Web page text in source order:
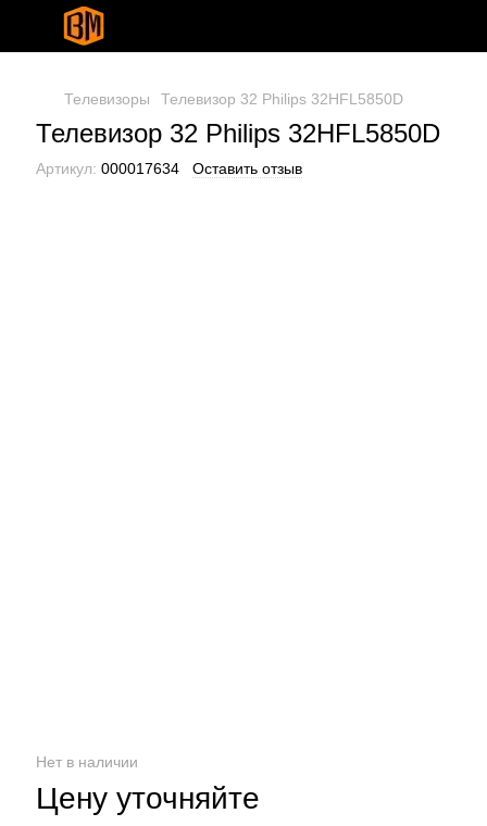
Телевизоры Телевизор 32 Philips 32HFL5850D
Телевизор 32 Philips 32HFL5850D
Артикул: 000017634 Оставить отзыв
Нет в наличии
Цену уточняйте